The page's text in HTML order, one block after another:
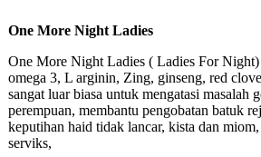
One More Night Ladies
One More Night Ladies ( Ladies For
omega 3, L arginin, Zing, ginseng, red
sangat luar biasa untuk mengatasi masalah
perempuan, membantu pengobatan batuk
keputihan haid tidak lancar, kista dan
serviks,